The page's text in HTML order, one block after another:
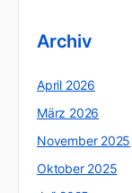
Archiv
April 2026
März 2026
November 2025
Oktober 2025